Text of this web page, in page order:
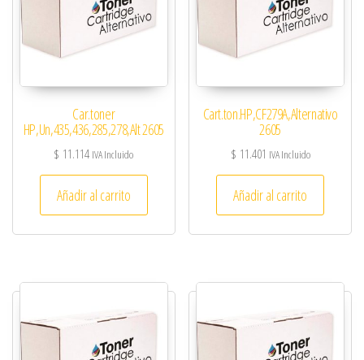
Car.toner
HP,Un,435,436,285,278,Alt 2605
$ 11.114 IVA Incluido
Añadir al carrito
Cart.ton.HP,CF279A,Alternativo
2605
$ 11.401 IVA Incluido
Añadir al carrito